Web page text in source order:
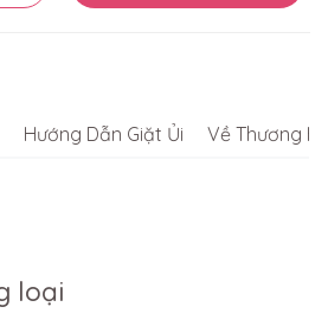
Hướng Dẫn Giặt Ủi Về Thương
loại